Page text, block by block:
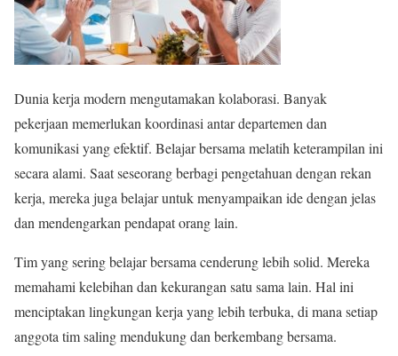
Dunia kerja modern mengutamakan kolaborasi. Banyak
pekerjaan memerlukan koordinasi antar departemen dan
komunikasi yang efektif. Belajar bersama melatih keterampilan ini
secara alami. Saat seseorang berbagi pengetahuan dengan rekan
kerja, mereka juga belajar untuk menyampaikan ide dengan jelas
dan mendengarkan pendapat orang lain.
Tim yang sering belajar bersama cenderung lebih solid. Mereka
memahami kelebihan dan kekurangan satu sama lain. Hal ini
menciptakan lingkungan kerja yang lebih terbuka, di mana setiap
anggota tim saling mendukung dan berkembang bersama.